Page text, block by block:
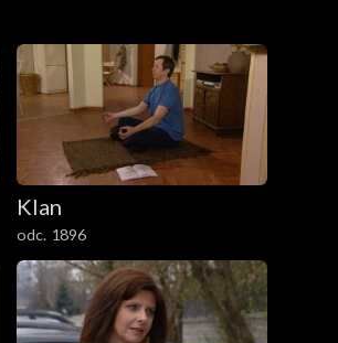
Klan
odc. 1896